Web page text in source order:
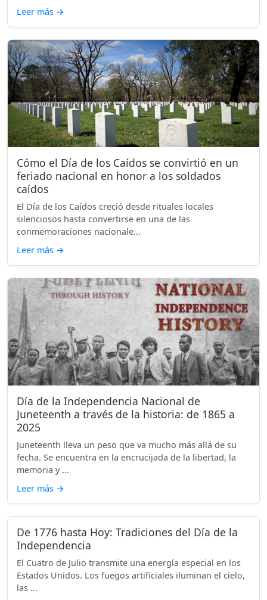
Leer más →
Cómo el Día de los Caídos se convirtió en un
feriado nacional en honor a los soldados
caídos
El Día de los Caídos creció desde rituales locales
silenciosos hasta convertirse en una de las
conmemoraciones nacionale...
Leer más →
Día de la Independencia Nacional de
Juneteenth a través de la historia: de 1865 a
2025
Juneteenth lleva un peso que va mucho más allá de su
fecha. Se encuentra en la encrucijada de la libertad, la
memoria y ...
Leer más →
De 1776 hasta Hoy: Tradiciones del Día de la
Independencia
El Cuatro de Julio transmite una energía especial en los
Estados Unidos. Los fuegos artificiales iluminan el cielo,
las ...